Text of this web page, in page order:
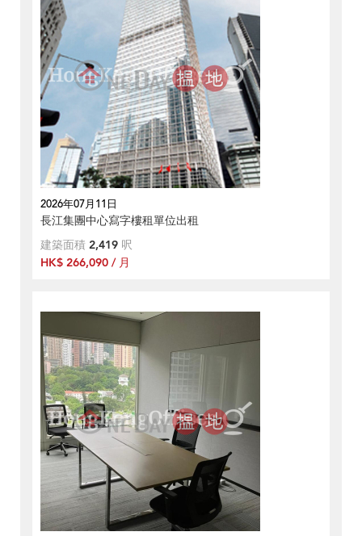
2026年07月11日
長江集團中心寫字樓租單位出租
建築面積 2,419 呎
HK$ 266,090 / 月